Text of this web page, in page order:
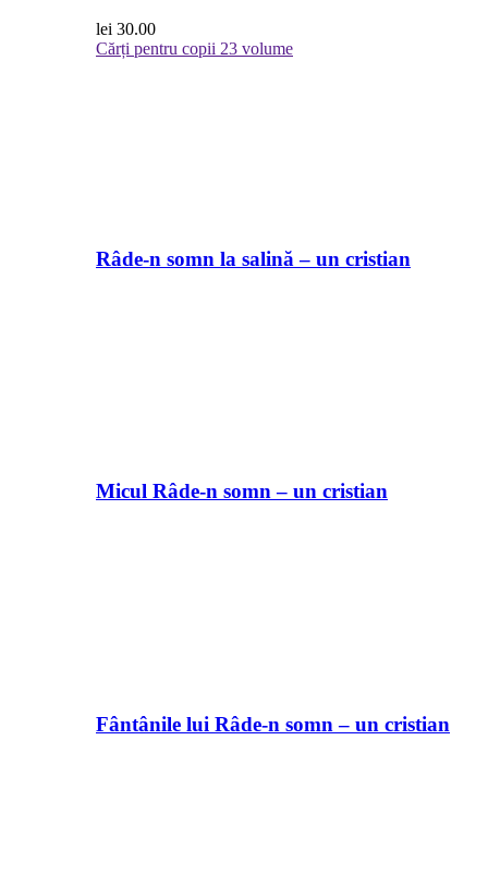
lei 30.00
Cărți pentru copii 23 volume
Râde-n somn la salină – un cristian
Micul Râde-n somn – un cristian
Fântânile lui Râde-n somn – un cristian